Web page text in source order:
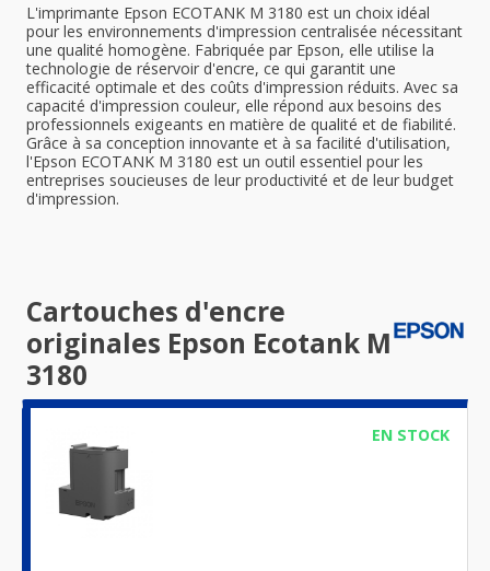
L'imprimante Epson ECOTANK M 3180 est un choix idéal
pour les environnements d'impression centralisée nécessitant
une qualité homogène. Fabriquée par Epson, elle utilise la
technologie de réservoir d'encre, ce qui garantit une
efficacité optimale et des coûts d'impression réduits. Avec sa
capacité d'impression couleur, elle répond aux besoins des
professionnels exigeants en matière de qualité et de fiabilité.
Grâce à sa conception innovante et à sa facilité d'utilisation,
l'Epson ECOTANK M 3180 est un outil essentiel pour les
entreprises soucieuses de leur productivité et de leur budget
d'impression.
Cartouches d'encre
originales Epson Ecotank M
3180
EN STOCK